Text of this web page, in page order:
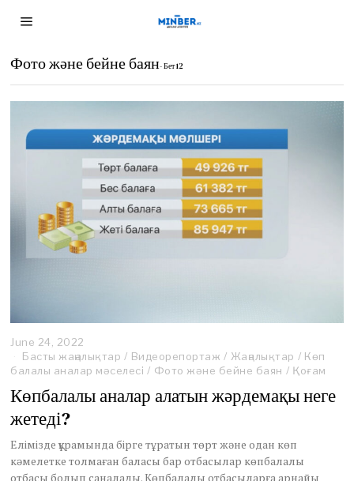
Фото және бейне баян- Бет 12
June 24, 2022
u
n
2
2
Басты жаңалықтар / Видеорепортаж / Жаңалықтар / Көп
балалы аналар мәселесі / Фото және бейне баян / Қоғам
Көпбалалы аналар алатын жәрдемақы неге
жетеді?
Елімізде құрамында бірге тұратын төрт және одан көп
кәмелетке толмаған баласы бар отбасылар көпбалалы
отбасы болып саналады. Көпбалалы отбасыларға арнайы